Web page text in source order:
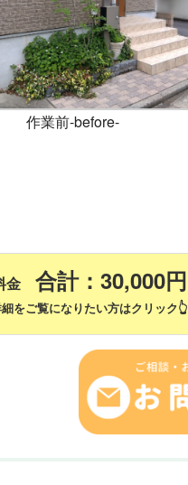
作業前-before-
金 合計：30,000円
をご覧になりたい方はクリック👆